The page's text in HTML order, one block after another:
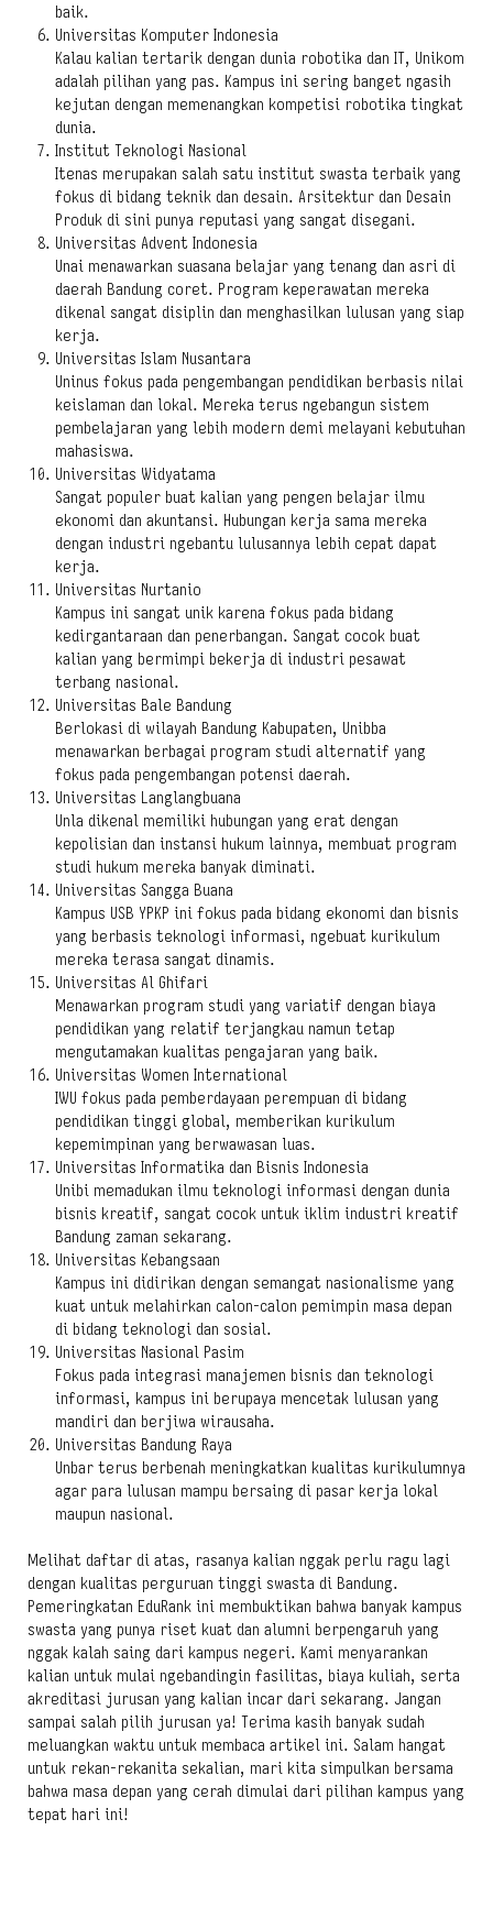
baik.
Universitas Komputer Indonesia
Kalau kalian tertarik dengan dunia robotika dan IT, Unikom
adalah pilihan yang pas. Kampus ini sering banget ngasih
kejutan dengan memenangkan kompetisi robotika tingkat
dunia.
Institut Teknologi Nasional
Itenas merupakan salah satu institut swasta terbaik yang
fokus di bidang teknik dan desain. Arsitektur dan Desain
Produk di sini punya reputasi yang sangat disegani.
Universitas Advent Indonesia
Unai menawarkan suasana belajar yang tenang dan asri di
daerah Bandung coret. Program keperawatan mereka
dikenal sangat disiplin dan menghasilkan lulusan yang siap
kerja.
Universitas Islam Nusantara
Uninus fokus pada pengembangan pendidikan berbasis nilai
keislaman dan lokal. Mereka terus ngebangun sistem
pembelajaran yang lebih modern demi melayani kebutuhan
mahasiswa.
Universitas Widyatama
Sangat populer buat kalian yang pengen belajar ilmu
ekonomi dan akuntansi. Hubungan kerja sama mereka
dengan industri ngebantu lulusannya lebih cepat dapat
kerja.
Universitas Nurtanio
Kampus ini sangat unik karena fokus pada bidang
kedirgantaraan dan penerbangan. Sangat cocok buat
kalian yang bermimpi bekerja di industri pesawat
terbang nasional.
Universitas Bale Bandung
Berlokasi di wilayah Bandung Kabupaten, Unibba
menawarkan berbagai program studi alternatif yang
fokus pada pengembangan potensi daerah.
Universitas Langlangbuana
Unla dikenal memiliki hubungan yang erat dengan
kepolisian dan instansi hukum lainnya, membuat program
studi hukum mereka banyak diminati.
Universitas Sangga Buana
Kampus USB YPKP ini fokus pada bidang ekonomi dan bisnis
yang berbasis teknologi informasi, ngebuat kurikulum
mereka terasa sangat dinamis.
Universitas Al Ghifari
Menawarkan program studi yang variatif dengan biaya
pendidikan yang relatif terjangkau namun tetap
mengutamakan kualitas pengajaran yang baik.
Universitas Women International
IWU fokus pada pemberdayaan perempuan di bidang
pendidikan tinggi global, memberikan kurikulum
kepemimpinan yang berwawasan luas.
Universitas Informatika dan Bisnis Indonesia
Unibi memadukan ilmu teknologi informasi dengan dunia
bisnis kreatif, sangat cocok untuk iklim industri kreatif
Bandung zaman sekarang.
Universitas Kebangsaan
Kampus ini didirikan dengan semangat nasionalisme yang
kuat untuk melahirkan calon-calon pemimpin masa depan
di bidang teknologi dan sosial.
Universitas Nasional Pasim
Fokus pada integrasi manajemen bisnis dan teknologi
informasi, kampus ini berupaya mencetak lulusan yang
mandiri dan berjiwa wirausaha.
Universitas Bandung Raya
Unbar terus berbenah meningkatkan kualitas kurikulumnya
agar para lulusan mampu bersaing di pasar kerja lokal
maupun nasional.
Melihat daftar di atas, rasanya kalian nggak perlu ragu lagi
dengan kualitas perguruan tinggi swasta di Bandung.
Pemeringkatan EduRank ini membuktikan bahwa banyak kampus
swasta yang punya riset kuat dan alumni berpengaruh yang
nggak kalah saing dari kampus negeri. Kami menyarankan
kalian untuk mulai ngebandingin fasilitas, biaya kuliah, serta
akreditasi jurusan yang kalian incar dari sekarang. Jangan
sampai salah pilih jurusan ya! Terima kasih banyak sudah
meluangkan waktu untuk membaca artikel ini. Salam hangat
untuk rekan-rekanita sekalian, mari kita simpulkan bersama
bahwa masa depan yang cerah dimulai dari pilihan kampus yang
tepat hari ini!